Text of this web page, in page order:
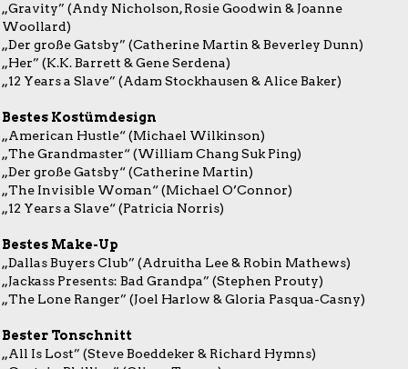
„Gravity” (Andy Nicholson, Rosie Goodwin & Joanne
Woollard)
„Der große Gatsby” (Catherine Martin & Beverley Dunn)
„Her” (K.K. Barrett & Gene Serdena)
„12 Years a Slave” (Adam Stockhausen & Alice Baker)
Bestes Kostümdesign
„American Hustle“ (Michael Wilkinson)
„The Grandmaster“ (William Chang Suk Ping)
„Der große Gatsby“ (Catherine Martin)
„The Invisible Woman“ (Michael O’Connor)
„12 Years a Slave“ (Patricia Norris)
Bestes Make-Up
„Dallas Buyers Club” (Adruitha Lee & Robin Mathews)
„Jackass Presents: Bad Grandpa” (Stephen Prouty)
„The Lone Ranger” (Joel Harlow & Gloria Pasqua-Casny)
Bester Tonschnitt
„All Is Lost” (Steve Boeddeker & Richard Hymns)